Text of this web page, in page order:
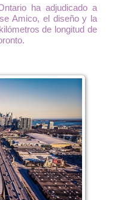
ha adjudicado a
Amico, el diseño y la
de longitud de